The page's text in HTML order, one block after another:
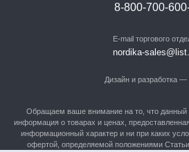
8-800-700-
E-mail торгового
nordika-
Дизайн и разработка —
Обращаем ваше внимание на то, что данный
информация о товарах и ценах,
информационный характер и ни при каких
офертой, определяемой положениями Статьи